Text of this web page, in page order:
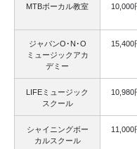
MTBボーカル教室 10,000
ジャパンO･N･O
ミュージックアカ
デミー
15,400
LIFEミュージック
スクール
10,980
シャイニングボー
カルスクール
11,000